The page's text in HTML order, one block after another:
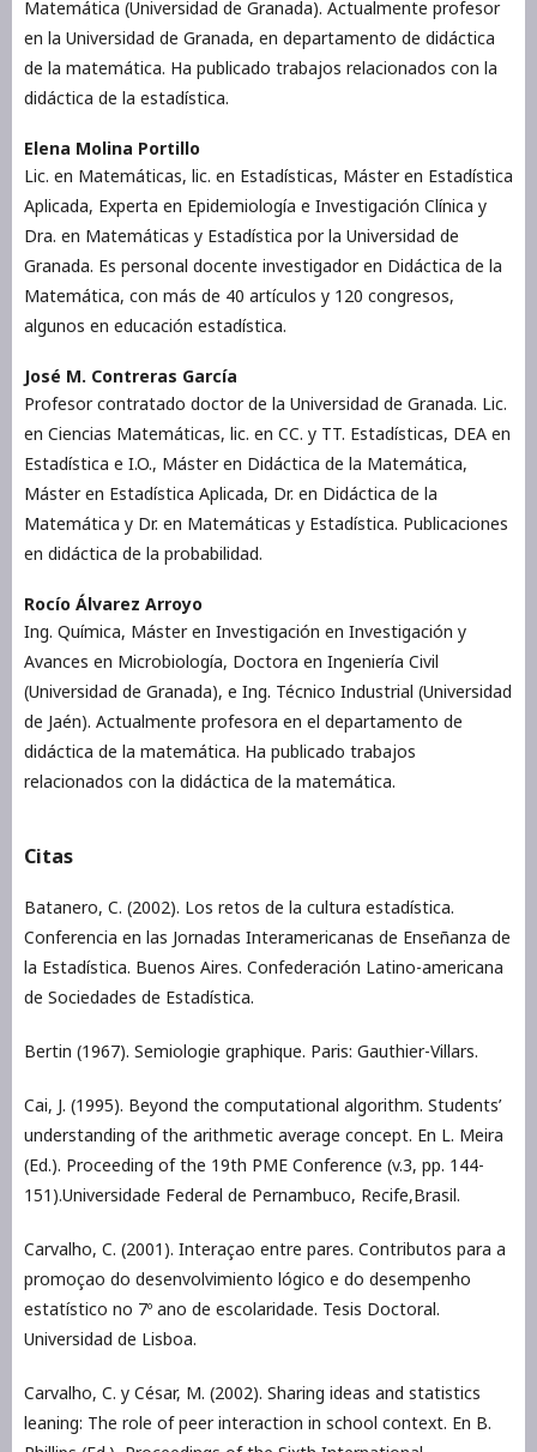
Matemática (Universidad de Granada). Actualmente profesor
en la Universidad de Granada, en departamento de didáctica
de la matemática. Ha publicado trabajos relacionados con la
didáctica de la estadística.
Elena Molina Portillo
Lic. en Matemáticas, lic. en Estadísticas, Máster en Estadística
Aplicada, Experta en Epidemiología e Investigación Clínica y
Dra. en Matemáticas y Estadística por la Universidad de
Granada. Es personal docente investigador en Didáctica de la
Matemática, con más de 40 artículos y 120 congresos,
algunos en educación estadística.
José M. Contreras García
Profesor contratado doctor de la Universidad de Granada. Lic.
en Ciencias Matemáticas, lic. en CC. y TT. Estadísticas, DEA en
Estadística e I.O., Máster en Didáctica de la Matemática,
Máster en Estadística Aplicada, Dr. en Didáctica de la
Matemática y Dr. en Matemáticas y Estadística. Publicaciones
en didáctica de la probabilidad.
Rocío Álvarez Arroyo
Ing. Química, Máster en Investigación en Investigación y
Avances en Microbiología, Doctora en Ingeniería Civil
(Universidad de Granada), e Ing. Técnico Industrial (Universidad
de Jaén). Actualmente profesora en el departamento de
didáctica de la matemática. Ha publicado trabajos
relacionados con la didáctica de la matemática.
Citas
Batanero, C. (2002). Los retos de la cultura estadística.
Conferencia en las Jornadas Interamericanas de Enseñanza de
la Estadística. Buenos Aires. Confederación Latino-americana
de Sociedades de Estadística.
Bertin (1967). Semiologie graphique. Paris: Gauthier-Villars.
Cai, J. (1995). Beyond the computational algorithm. Students’
understanding of the arithmetic average concept. En L. Meira
(Ed.). Proceeding of the 19th PME Conference (v.3, pp. 144-
151).Universidade Federal de Pernambuco, Recife,Brasil.
Carvalho, C. (2001). Interaçao entre pares. Contributos para a
promoçao do desenvolvimiento lógico e do desempenho
estatístico no 7º ano de escolaridade. Tesis Doctoral.
Universidad de Lisboa.
Carvalho, C. y César, M. (2002). Sharing ideas and statistics
leaning: The role of peer interaction in school context. En B.